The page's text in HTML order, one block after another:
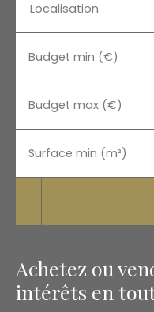
Localisation
Budget min (€)
Budget max (€)
Surface min (m²)
Achetez ou
intérêts en